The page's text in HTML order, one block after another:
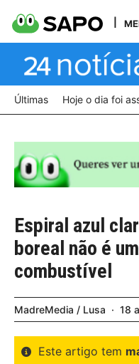
Últimas Hoje o dia foi
Espiral azul
boreal não é
combustível
MadreMedia / Lusa 18
Este artigo tem